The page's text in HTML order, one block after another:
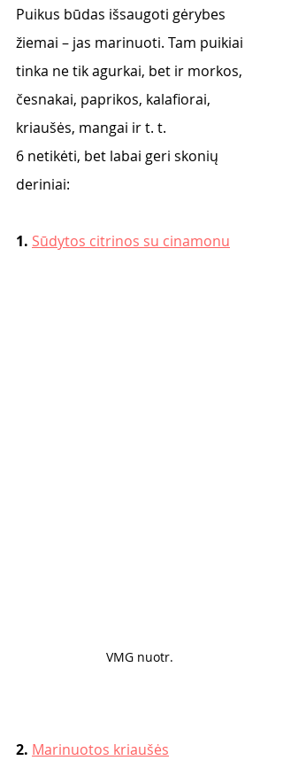
Puikus būdas išsaugoti gėrybes
žiemai – jas marinuoti. Tam puikiai
tinka ne tik agurkai, bet ir morkos,
česnakai, paprikos, kalafiorai,
kriaušės, mangai ir t. t.
6 netikėti, bet labai geri skonių
deriniai:
1. Sūdytos citrinos su cinamonu
VMG nuotr.
2. Marinuotos kriaušės